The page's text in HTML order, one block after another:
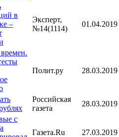
в
–
Эксперт,
№14(1114)
01.04.2019
Полит.ру 28.03.2019
Российская
газета
28.03.2019
с
Газета.Ru 27.03.2019